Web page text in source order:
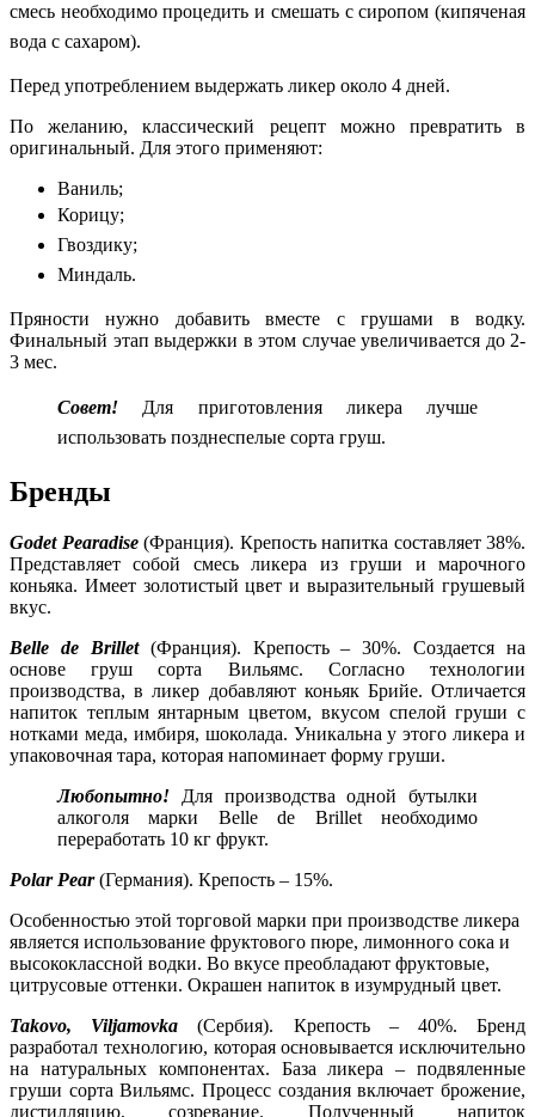
смесь необходимо процедить и смешать с сиропом (кипяченая
вода с сахаром).
Перед употреблением выдержать ликер около 4 дней.
По желанию, классический рецепт можно превратить в
оригинальный. Для этого применяют:
Ваниль;
Корицу;
Гвоздику;
Миндаль.
Пряности нужно добавить вместе с грушами в водку.
Финальный этап выдержки в этом случае увеличивается до 2-
3 мес.
Совет! Для приготовления ликера лучше
использовать позднеспелые сорта груш.
Бренды
Godet Pearadise(Франция). Крепость напитка составляет 38%.
Представляет собой смесь ликера из груши и марочного
коньяка. Имеет золотистый цвет и выразительный грушевый
вкус.
Belle de Brillet(Франция). Крепость – 30%. Создается на
основе груш сорта Вильямс. Согласно технологии
производства, в ликер добавляют коньяк Брийе. Отличается
напиток теплым янтарным цветом, вкусом спелой груши с
нотками меда, имбиря, шоколада. Уникальна у этого ликера и
упаковочная тара, которая напоминает форму груши.
Любопытно! Для производства одной бутылки
алкоголя марки Belle de Brillet необходимо
переработать 10 кг фрукт.
Polar Pear(Германия). Крепость – 15%.
Особенностью этой торговой марки при производстве ликера
является использование фруктового пюре, лимонного сока и
высококлассной водки. Во вкусе преобладают фруктовые,
цитрусовые оттенки. Окрашен напиток в изумрудный цвет.
Takovo, Viljamovka (Сербия). Крепость – 40%. Бренд
разработал технологию, которая основывается исключительно
на натуральных компонентах. База ликера – подвяленные
груши сорта Вильямс. Процесс создания включает брожение,
дистилляцию, созревание. Полученный напиток